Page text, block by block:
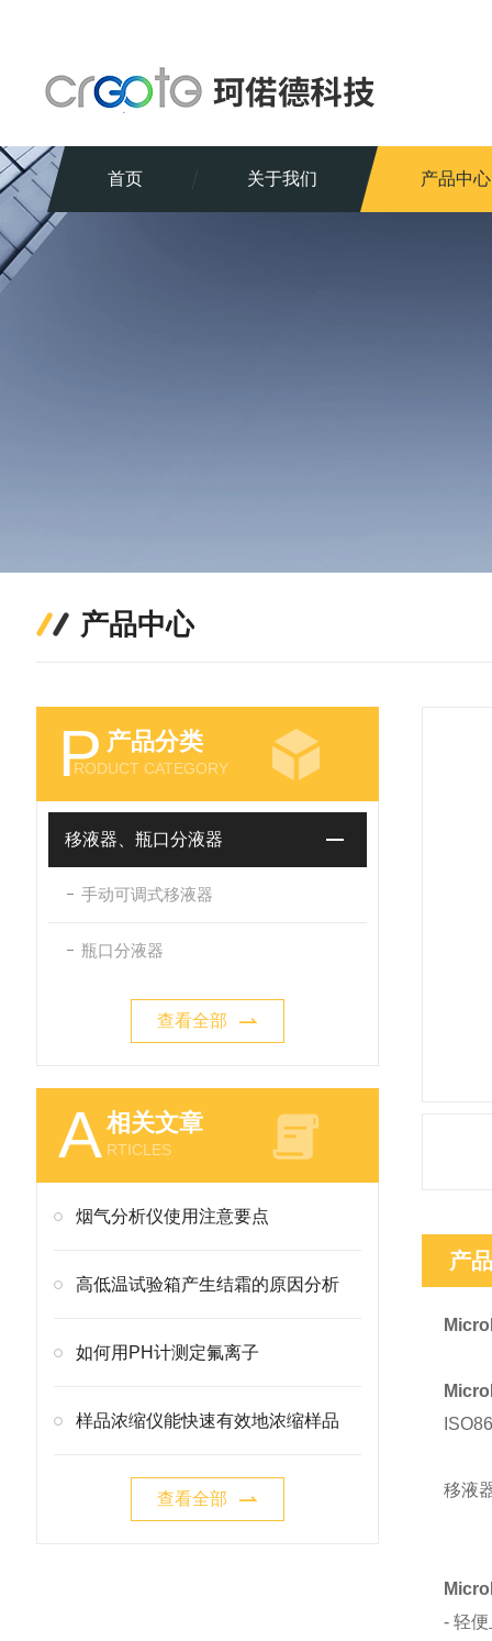
首页 关于我们 产品中心
产品中心
P 产品分类
RODUCT CATEGORY
移液器、瓶口分液器
手动可调式移液器
瓶口分液器
查看全部
A相关文章
RTICLES
烟气分析仪使用注意要点
高低温试验箱产生结霜的原因分析
如何用PH计测定氟离子
样品浓缩仪能快速有效地浓缩样品
查看全部
产
移液
- 轻